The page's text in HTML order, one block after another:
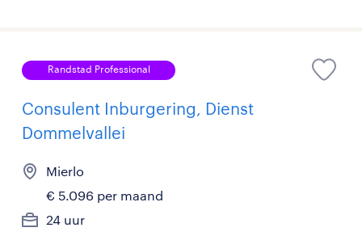
Randstad Professional
Consulent Inburgering, Dienst
Dommelvallei
Mierlo
€ 5.096 per maand
24 uur